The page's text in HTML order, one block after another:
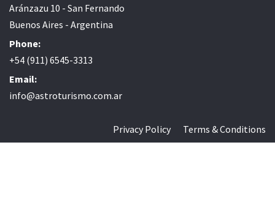
Aránzazu 10 - San Fernando
Buenos Aires - Argentina
Phone:
+54 (911) 6545-3313
Email:
info@astroturismo.com.ar
Privacy Policy Terms & Conditions